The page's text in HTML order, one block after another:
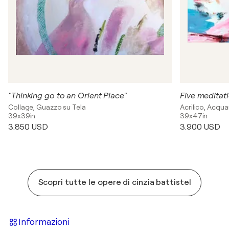
"Thinking go to an Orient Place"
Collage, Guazzo su Tela
39x39in
3.850 USD
Five
Acrilico,
39x47in
3.900 USD
Scopri tutte le opere di cinzia battistel
Informazioni